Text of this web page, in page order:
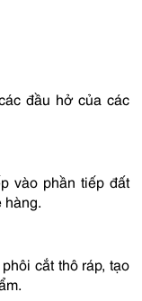
đầu hở của các
vào phần tiếp đất
hàng.
cắt thô ráp, tạo